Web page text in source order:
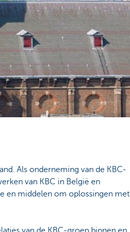
Als onderneming van de KBC-
van KBC in België en
en middelen om oplossingen met